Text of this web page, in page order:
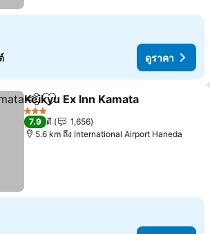
ดูราคา
แชร์ เพิ่มในรายการโปรด
Keikyu Ex Inn Kamata
3 ดาว
7.9 ดี
1,656
5.6 km ถึง International Airport Haneda